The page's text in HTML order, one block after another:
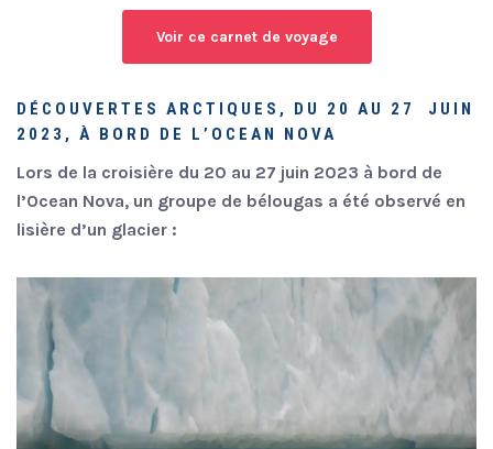
Voir ce carnet de voyage
DÉCOUVERTES ARCTIQUES, DU 20 AU 27 JUIN
2023, À BORD DE L’OCEAN NOVA
Lors de la croisière du 20 au 27 juin 2023 à bord de
l’Ocean Nova, un groupe de bélougas a été observé en
lisière d’un glacier :